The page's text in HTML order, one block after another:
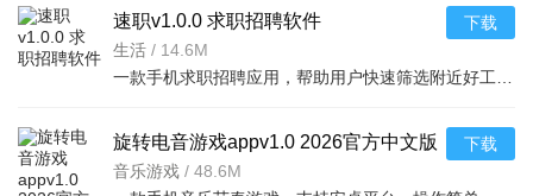
速职v1.0.0 求职招聘软件
生活 / 14.6M
下载
旋转电音游戏appv1.0 2026官方中文版
音乐游戏 / 48.6M
下载